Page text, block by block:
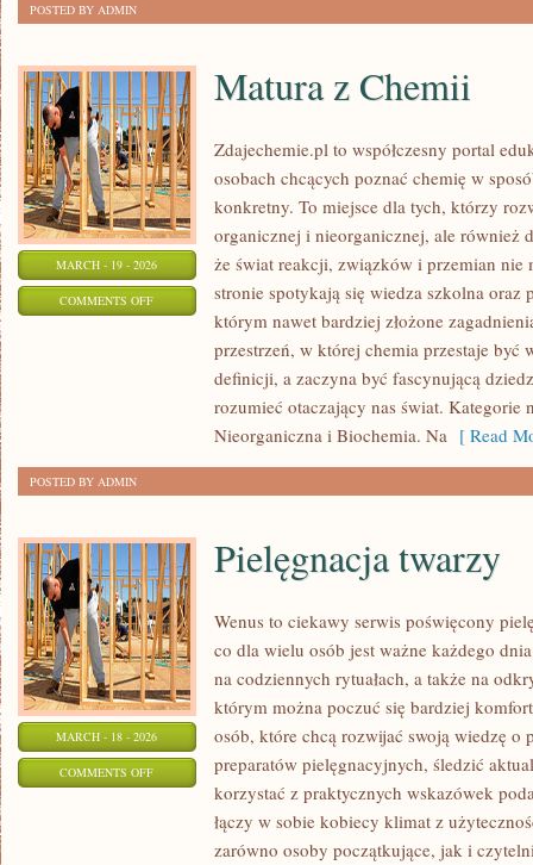
POSTED BY ADMIN
MARCH - 19 - 2026
COMMENTS OFFON
Matura z Chemii
Zdajechemie.pl to współczesny portal
osobach chcących poznać chemię w
konkretny. To miejsce dla tych, którzy
organicznej i nieorganicznej, ale również
że świat reakcji, związków i przemian nie
stronie spotykają się wiedza szkolna oraz
którym nawet bardziej złożone
przestrzeń, w której chemia przestaje być
definicji, a zaczyna być fascynującą
rozumieć otaczający nas świat. Kategorie
Nieorganiczna i Biochemia. Na [ Read
POSTED BY ADMIN
MARCH - 18 - 2026
COMMENTS OFFON
PIELĘGNACJA
Pielęgnacja twarzy
Wenus to ciekawy serwis poświęcony
co dla wielu osób jest ważne każdego
na codziennych rytuałach, a także na
którym można poczuć się bardziej
osób, które chcą rozwijać swoją wiedzę o
preparatów pielęgnacyjnych, śledzić
korzystać z praktycznych wskazówek
łączy w sobie kobiecy klimat z
zarówno osoby początkujące, jak i